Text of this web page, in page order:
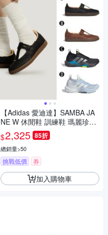
【Adidas 愛迪達】SAMBA JA
NE W 休閒鞋 訓練鞋 瑪麗珍鞋
運動鞋 男女 A-KJ3970 B-HP71
30 精選四款
$2,325 85折
總銷量>50
挑戰低價 券
加入購物車